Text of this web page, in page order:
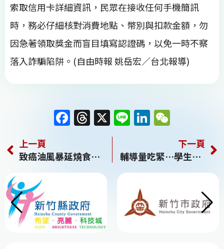
索取信用卡詳細資訊，民眾在接收任何手機簡訊
時，務必仔細核對消費地點、幣別與扣款金額，勿
因急著領取獎金而盲目填寫認證碼，以免一時不察
落入詐騙陷阱。(自由時報 姚岳宏／台北報導)
F
c
e
o
o
k
T
re
a
s
X Li
e
Li
k
e
n
e
C
h
上一頁
致癌油風暴延燒食藥署擴大第二層食品下架 石崇良：未改善前不准復工
下一頁
輔導量吃緊…學生尋求專輔教師協助「最久要等1個月」 校長點2大隱憂